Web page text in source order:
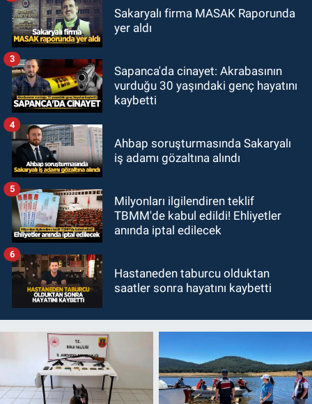
Sakaryalı firma MASAK Raporunda
yer aldı
Sapanca'da cinayet: Akrabasının
vurduğu 30 yaşındaki genç hayatını
kaybetti
3
Ahbap soruşturmasında Sakaryalı
iş adamı gözaltına alındı
4
Milyonları ilgilendiren teklif
TBMM'de kabul edildi! Ehliyetler
anında iptal edilecek
5
Hastaneden taburcu olduktan
saatler sonra hayatını kaybetti
6